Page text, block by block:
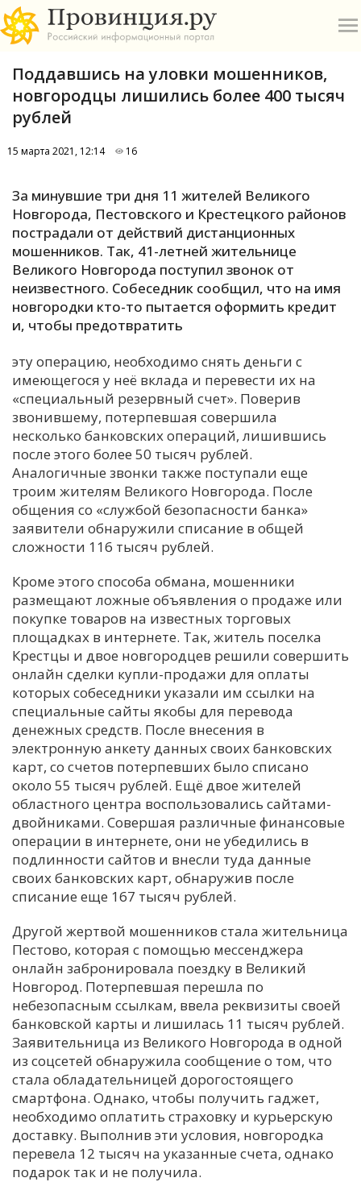
А
Б
В
Е
И
К
М
Н
П
С
Т
Х
Ч
Я
Поддавшись на уловки мошенников,
новгородцы лишились более 400 тысяч
рублей
15 марта 2021, 12:14 16
За минувшие три дня 11 жителей Великого
Новгорода, Пестовского и Крестецкого районов
пострадали от действий дистанционных
мошенников. Так, 41-летней жительнице
Великого Новгорода поступил звонок от
неизвестного. Собеседник сообщил, что на имя
новгородки кто-то пытается оформить кредит
и, чтобы предотвратить
эту операцию, необходимо снять деньги с
имеющегося у неё вклада и перевести их на
«специальный резервный счет». Поверив
звонившему, потерпевшая совершила
несколько банковских операций, лишившись
после этого более 50 тысяч рублей.
Аналогичные звонки также поступали еще
троим жителям Великого Новгорода. После
общения со «службой безопасности банка»
заявители обнаружили списание в общей
сложности 116 тысяч рублей.
Кроме этого способа обмана, мошенники
размещают ложные объявления о продаже или
покупке товаров на известных торговых
площадках в интернете. Так, житель поселка
Крестцы и двое новгородцев решили совершить
онлайн сделки купли-продажи для оплаты
которых собеседники указали им ссылки на
специальные сайты якобы для перевода
денежных средств. После внесения в
электронную анкету данных своих банковских
карт, со счетов потерпевших было списано
около 55 тысяч рублей. Ещё двое жителей
областного центра воспользовались сайтами-
двойниками. Совершая различные финансовые
операции в интернете, они не убедились в
подлинности сайтов и внесли туда данные
своих банковских карт, обнаружив после
списание еще 167 тысяч рублей.
Другой жертвой мошенников стала жительница
Пестово, которая с помощью мессенджера
онлайн забронировала поездку в Великий
Новгород. Потерпевшая перешла по
небезопасным ссылкам, ввела реквизиты своей
банковской карты и лишилась 11 тысяч рублей.
Заявительница из Великого Новгорода в одной
из соцсетей обнаружила сообщение о том, что
стала обладательницей дорогостоящего
смартфона. Однако, чтобы получить гаджет,
необходимо оплатить страховку и курьерскую
доставку. Выполнив эти условия, новгородка
перевела 12 тысяч на указанные счета, однако
подарок так и не получила.